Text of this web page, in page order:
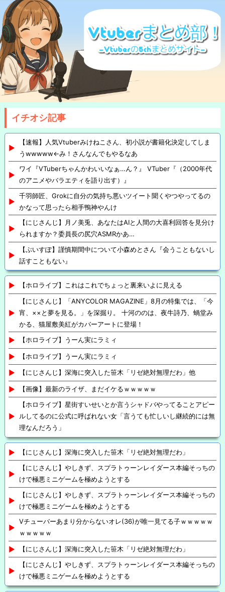
イチオシ記事
【速報】人気Vtuberみけねこさん、初小説が書籍化決定してしま
うwwwww←み！さんなんでもやるなあ
ワイ『VTuberちゃんかわいいなぁ…ん？』 VTuber『（2000年代
のアニメやバラエティを語り出す）』
千羽師匠、Grokに自分の気持ち悪いツイート聞くやつやってるの
かなって思ったら相手鴨神やんけ
【にじさんじ】月ノ美兎、あなたはAIと人間の大喜利回答を見分け
られますか？委員長の尻穴ASMRかあ…
【ぶいすぽ】謹慎期間中について小森めとさん『会うこともないし
話すこともない』
【ホロライブ】これはこれでちょっと裏来いよに見える
【にじさんじ】「ANYCOLOR MAGAZINE」8月の特集では、「今
宵、××と夢を見る。」を深掘り。 十河ののは、夜牛詩乃、蝸堂み
かる、猫屋敷美紅がカバーアートに登場！
【ホロライブ】うーん実にラミィ
【ホロライブ】うーん実にラミィ
【にじさんじ】深海に突入した笹木「リゼ絶対無理だわ」他
【画像】最新のライザ、まだイケるｗｗｗｗｗ
【ホロライブ】星街すいせいとか言うシャドバやってることアピー
ルしてるのに公式に呼ばれない女「言うても忙しいし継続的には無
理なんだろう」
【にじさんじ】深海に突入した笹木「リゼ絶対無理だわ」
【にじさんじ】やしきず、スプラトゥーンレイダース本編そっちの
けで極悪ミニゲームを極めようとする
【にじさんじ】やしきず、スプラトゥーンレイダース本編そっちの
けで極悪ミニゲームを極めようとする
Vチューバーあまり分からないオレ(36)が唯一見てる子ｗｗｗｗｗ
ｗｗｗｗｗ
【にじさんじ】深海に突入した笹木「リゼ絶対無理だわ」
【にじさんじ】やしきず、スプラトゥーンレイダース本編そっちの
けで極悪ミニゲームを極めようとする